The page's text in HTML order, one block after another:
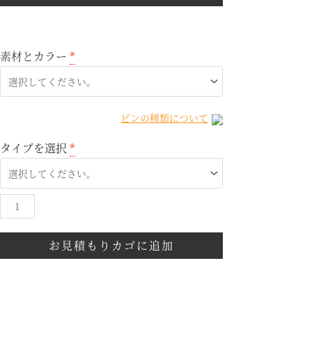
素材とカラー *
ピンの種類について
タイプを選択 *
お見積もりカゴに追加